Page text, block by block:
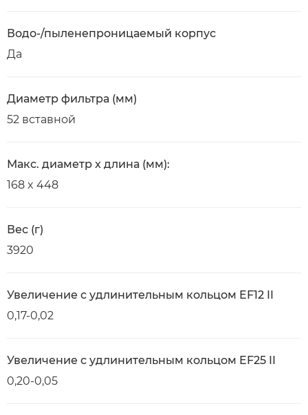
Водо-/пыленепроницаемый корпус
Да
Диаметр фильтра (мм)
52 вставной
Макс. диаметр x длина (мм):
168 x 448
Вес (г)
3920
Увеличение с удлинительным кольцом EF12 II
0,17-0,02
Увеличение с удлинительным кольцом EF25 II
0,20-0,05